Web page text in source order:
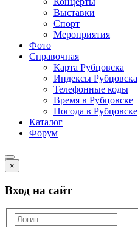
Выставки
Спорт
Мероприятия
Фото
Справочная
Карта Рубцовска
Индексы Рубцовска
Телефонные коды
Время в Рубцовске
Погода в Рубцовске
Каталог
Форум
×
Вход на сайт